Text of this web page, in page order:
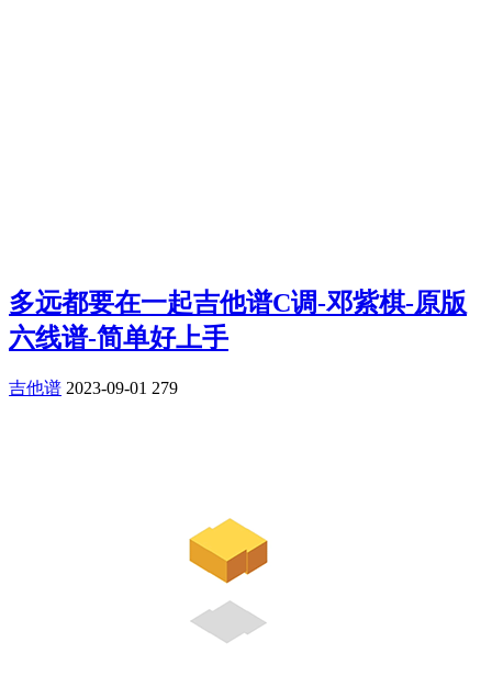
多远都要在一起吉他谱C调-邓紫棋-原版
六线谱-简单好上手
吉他谱 2023-09-01 279